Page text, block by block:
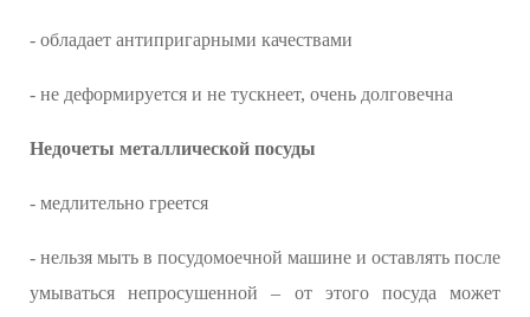
- обладает антипригарными качествами
- не деформируется и не тускнеет, очень долговечна
Недочеты металлической посуды
- медлительно греется
- нельзя мыть в посудомоечной машине и оставлять после
умываться непросушенной – от этого посуда может